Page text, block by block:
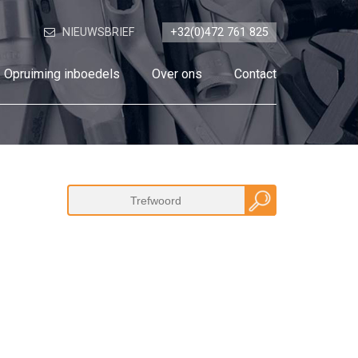
NIEUWSBRIEF +32(0)472 761 825
Opruiming inboedels Over ons Contact